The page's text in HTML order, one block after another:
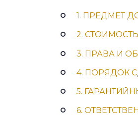
1. ПРЕДМЕТ
2.
3. ПРАВА И
4. ПОРЯДОК
5.
6.